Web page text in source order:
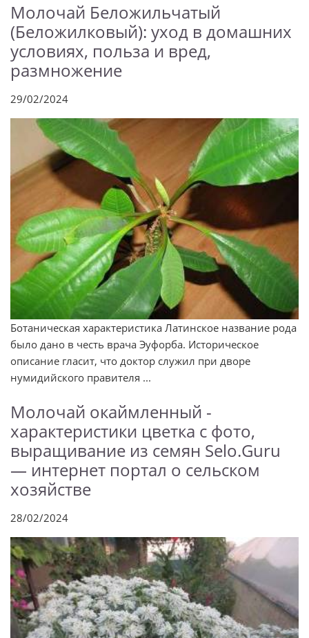
Молочай Беложильчатый
(Беложилковый): уход в домашних
условиях, польза и вред,
размножение
29/02/2024
Ботаническая характеристика Латинское название рода
было дано в честь врача Эуфорба. Историческое
описание гласит, что доктор служил при дворе
нумидийского правителя ...
Молочай окаймленный -
характеристики цветка с фото,
выращивание из семян Selo.Guru
— интернет портал о сельском
хозяйстве
28/02/2024